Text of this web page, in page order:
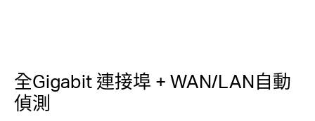
全Gigabit 連接埠 + WAN/LAN自動
偵測